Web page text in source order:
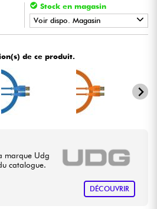
nos marques
Stock en magasin
Voir dispo. Magasin
MusicLILLE
• MusicLYON
de ce produit.
marque Udg
catalogue.
DÉCOUVRIR